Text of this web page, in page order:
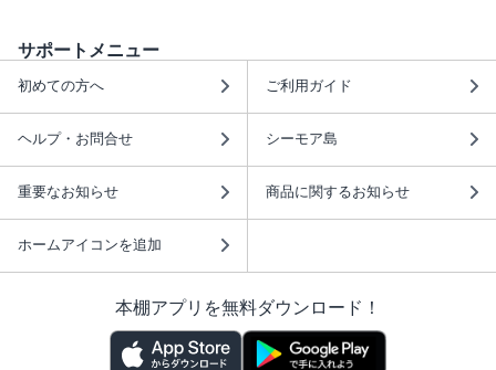
サポートメニュー
初めての方へ ご利用ガイド
ヘルプ・お問合せ シーモア島
重要なお知らせ 商品に関するお知らせ
ホームアイコンを追加
本棚アプリを無料ダウンロード！